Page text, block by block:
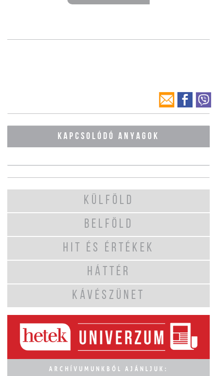
KAPCSOLÓDÓ ANYAGOK
KÜLFÖLD
BELFÖLD
HIT ÉS ÉRTÉKEK
HÁTTÉR
KÁVÉSZÜNET
ARCHÍVUMUNKBÓL AJÁNLJUK: